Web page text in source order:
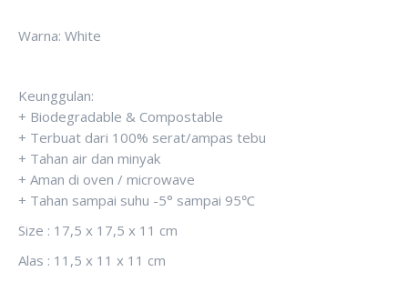
Warna: White
Keunggulan:
+ Biodegradable & Compostable
+ Terbuat dari 100% serat/ampas tebu
+ Tahan air dan minyak
+ Aman di oven / microwave
+ Tahan sampai suhu -5° sampai 95℃
Size : 17,5 x 17,5 x 11 cm
Alas : 11,5 x 11 x 11 cm